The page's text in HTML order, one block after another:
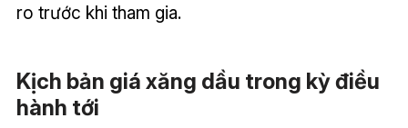
ro trước khi tham gia.
Kịch bản giá xăng dầu trong kỳ điều
hành tới